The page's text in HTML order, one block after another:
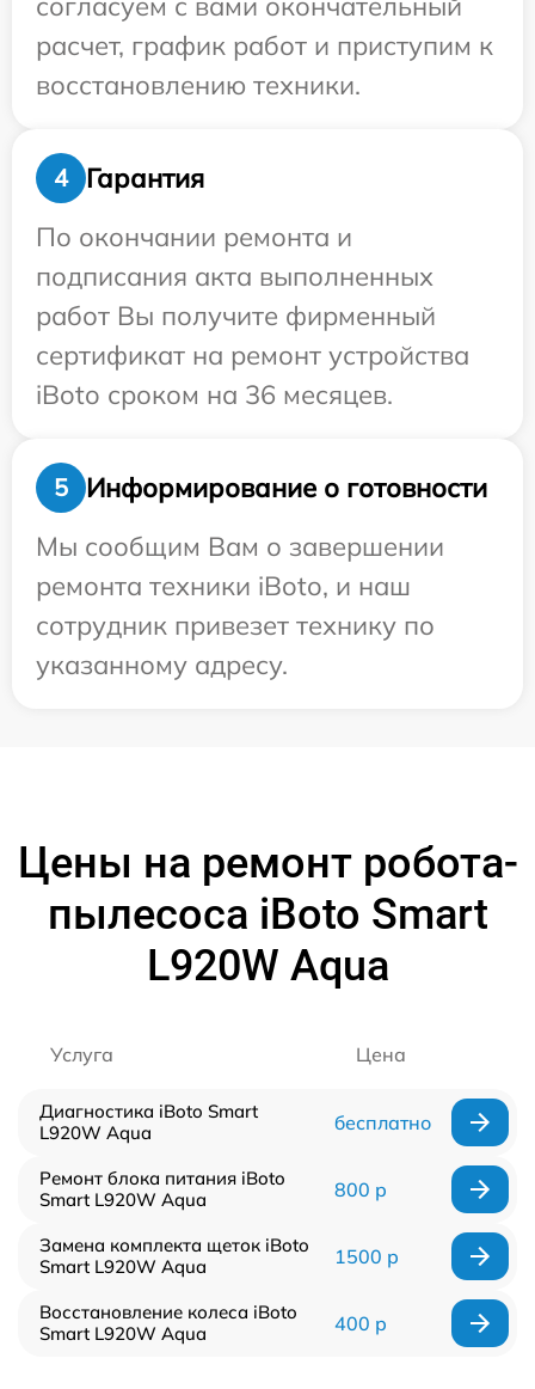
расчет, график работ и приступим к
восстановлению техники.
4
Гарантия
По окончании ремонта и
подписания акта выполненных
работ Вы получите фирменный
сертификат на ремонт устройства
iBoto сроком на 36 месяцев.
5
Информирование о готовности
Мы сообщим Вам о завершении
ремонта техники iBoto, и наш
сотрудник привезет технику по
указанному адресу.
Цены на ремонт робота-
пылесоса iBoto Smart
L920W Aqua
Услуга Цена
Диагностика iBoto Smart
L920W Aqua
бесплатно
Ремонт блока питания iBoto
Smart L920W Aqua
800 р
Замена комплекта щеток iBoto
Smart L920W Aqua
1500 р
Восстановление колеса iBoto
Smart L920W Aqua
400 р